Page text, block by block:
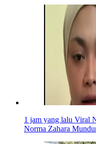
1 jam yang lalu Viral
Norma Zahara